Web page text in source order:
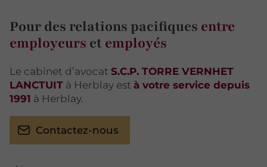
Pour des relations pacifiques entre
employeurs etemployés
Le cabinet d’avocat S.C.P. TORRE VERNHET
LANCTUIT à Herblay est à votre service depuis
1991 à Herblay.
Contactez-nous